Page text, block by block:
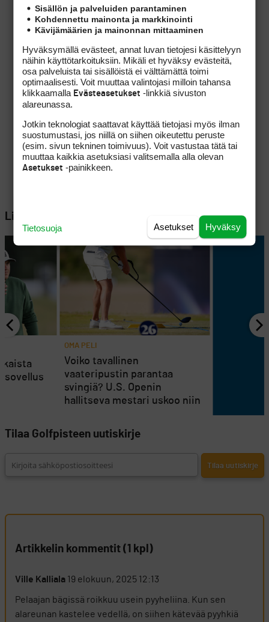
Lisää aiheesta
OMA PELI
Voiko tavallinen
vaateripustin parantaa
svingiä? U.S. Openin
hallitseva mestari uskoo niin
Tilaa Golfpisteen uutiskirje
Artikkelin kommentit (1 kpl)
Ville Kalliala 19 elokuun, 2025 12:13
Pelaajan bägissä roikkuu usein pyyheliina. Kun sen
alareunan kastelee vedellä, on siihen kätevää pyyhkiä
Sisällön ja palveluiden parantaminen
Kohdennettu mainonta ja markkinointi
Kävijämäärien ja mainonnan mittaaminen
Hyväksymällä evästeet, annat luvan tietojesi käsittelyyn
näihin käyttötarkoituksiin. Mikäli et hyväksy evästeitä,
osa palveluista tai sisällöistä ei välttämättä toimi
optimaalisesti. Voit muuttaa valintojasi milloin tahansa
klikkaamalla Evästeasetukset -linkkiä sivuston
alareunassa.
Jotkin teknologiat saattavat käyttää tietojasi myös ilman
suostumustasi, jos niillä on siihen oikeutettu peruste
(esim. sivun tekninen toimivuus). Voit vastustaa tätä tai
muuttaa kaikkia asetuksiasi valitsemalla alla olevan
Asetukset -painikkeen.
Hyväksy
Asetukset
Tietosuoja